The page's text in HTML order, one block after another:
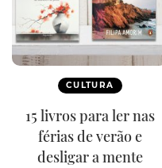
CULTURA
15 livros para ler nas
férias de verão e
desligar a mente